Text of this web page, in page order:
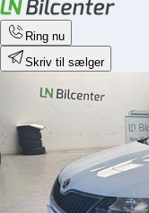
Ring nu
Skriv til sælger